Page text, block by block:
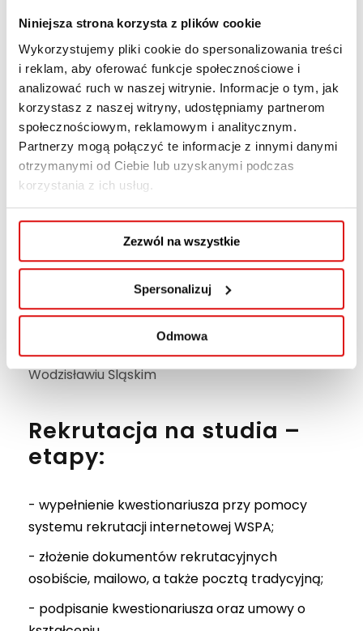
Niniejsza strona korzysta z plików cookie
Wykorzystujemy pliki cookie do spersonalizowania treści
i reklam, aby oferować funkcje społecznościowe i
analizować ruch w naszej witrynie. Informacje o tym, jak
korzystasz z naszej witryny, udostępniamy partnerom
społecznościowym, reklamowym i analitycznym.
Partnerzy mogą połączyć te informacje z innymi danymi
otrzymanymi od Ciebie lub uzyskanymi podczas
korzystania z ich usług.
Zezwól na wszystkie
Spersonalizuj
Odmowa
W ofercie mamy
następujące kierunki:
Studia I stopnia
Zarządzanie (stacjonarne, niestacjonarne
wspomagane online) - Filia WSPA w Wodzisławiu
Studia jednolite
magisterskie
Pedagogika przedszkolna i wczesnoszkolna
(stacjonarne, niestacjonarne) - Filia WSPA w
Wodzisławiu Śląskim
Rekrutacja na studia –
etapy:
- wypełnienie kwestionariusza przy pomocy
systemu rekrutacji internetowej WSPA;
- złożenie dokumentów rekrutacyjnych
osobiście, mailowo, a także pocztą tradycyjną;
- podpisanie kwestionariusza oraz umowy o